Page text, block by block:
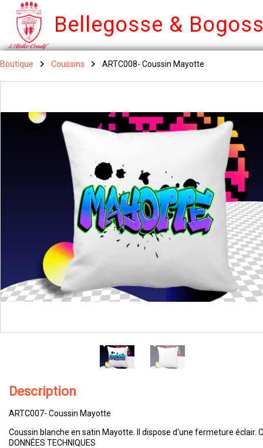
Bellegosse &
Boutique Coussins ARTC008- Coussin Mayotte
Description
ARTC007- Coussin Mayotte
Coussin blanche en satin Mayotte. Il dispose d'une fermeture éclair.
DONNÉES TECHNIQUES